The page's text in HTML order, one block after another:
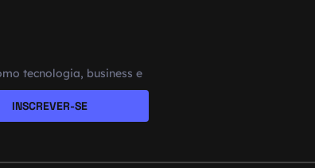
tecnologia, business e
INSCREVER-SE